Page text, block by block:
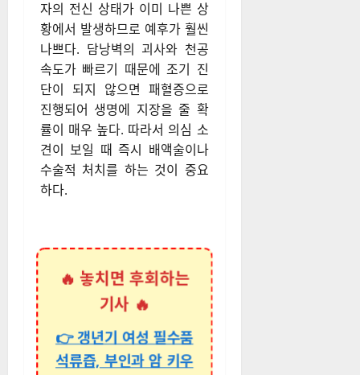
자의 전신 상태가 이미 나쁜 상
황에서 발생하므로 예후가 훨씬
나쁘다. 담낭벽의 괴사와 천공
속도가 빠르기 때문에 조기 진
단이 되지 않으면 패혈증으로
진행되어 생명에 지장을 줄 확
률이 매우 높다. 따라서 의심 소
견이 보일 때 즉시 배액술이나
수술적 처치를 하는 것이 중요
하다.
🔥 놓치면 후회하는
기사 🔥
👉 갱년기 여성 필수품
석류즙, 부인과 암 키우